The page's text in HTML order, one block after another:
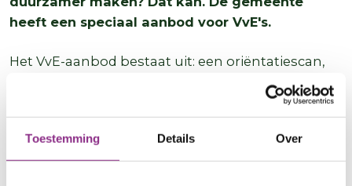
Toestemming Details Over
heeft een speciaal aanbod voor VvE's.
Het VvE-aanbod bestaat uit: een oriëntatiescan,
een cursus voor bewoners en begeleiding op
maat. De gemeente Oudewater werkt hiervoor
samen met DVvE: zij ondersteunt VvE’s met
verduurzamen tijdens het hele proces.